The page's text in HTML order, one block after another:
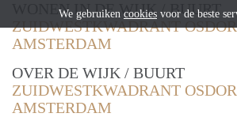
WONEN IN DE WIJK / BUURT
ZUIDWESTKWADRANT
AMSTERDAM
OVER DE WIJK / BUURT
ZUIDWESTKWADRANT
AMSTERDAM
We gebruiken cookies voor de beste